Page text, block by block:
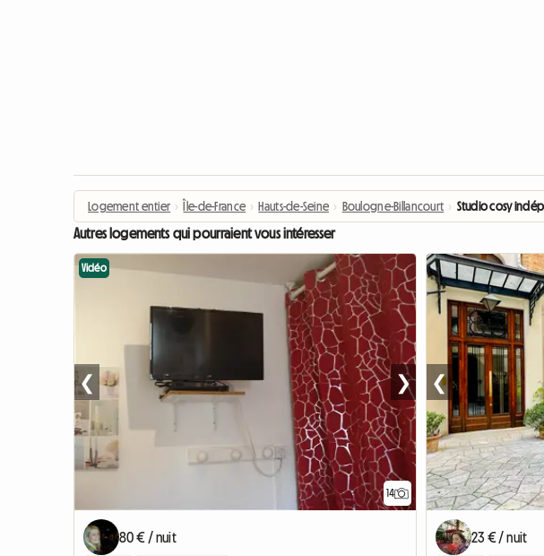
Logement entier › Île-de-France › Hauts-de-Seine › Boulogne-Billancourt › Studio cosy
Autres logements qui pourraient vous intéresser
14
Vidéo
❮ ❯
80 € / nuit
❮
23 € / nuit